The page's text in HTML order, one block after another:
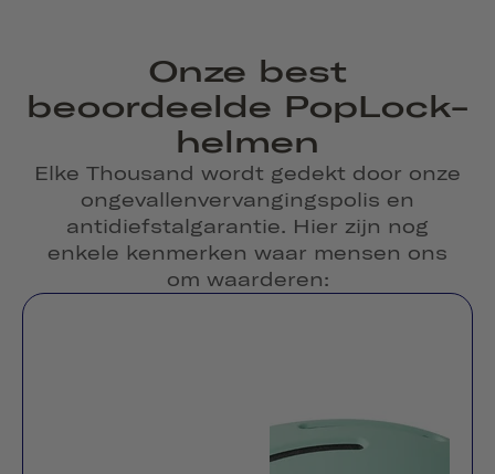
Onze best
beoordeelde PopLock-
helmen
Elke Thousand wordt gedekt door onze
ongevallenvervangingspolis en
antidiefstalgarantie. Hier zijn nog
enkele kenmerken waar mensen ons
om waarderen: